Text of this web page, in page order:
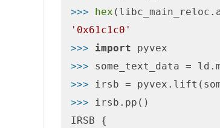
>>> hex
'0x61c1c0'
>>> import
>>> some_text_data =
>>>
>>> irsb.pp()
IRSB {